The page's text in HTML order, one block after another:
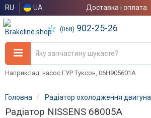
RU UA Доставка і оплата
(068) 902-25-26
Наприклад: насос ГУР Туксон, 06H905601A
Головна Радіатор охолодження двигуна
Радіатор NISSENS 68005A